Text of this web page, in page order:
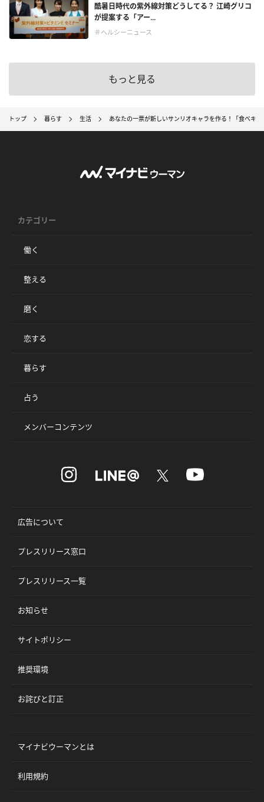
酷暑日時代の紫外線対策どうしてる？ 江崎グリコ
が提案する「アー...
＃ヘルシーニュース
もっと見る
トップ 暮らす 生活 あなたの一票が新しいサンリオキャラを作る！「食べキ
カテゴリー
働く
整える
磨く
恋する
暮らす
占う
メンバーコンテンツ
広告について
プレスリリース窓口
プレスリリース一覧
お知らせ
サイトポリシー
推奨環境
お詫びと訂正
マイナビウーマンとは
利用規約